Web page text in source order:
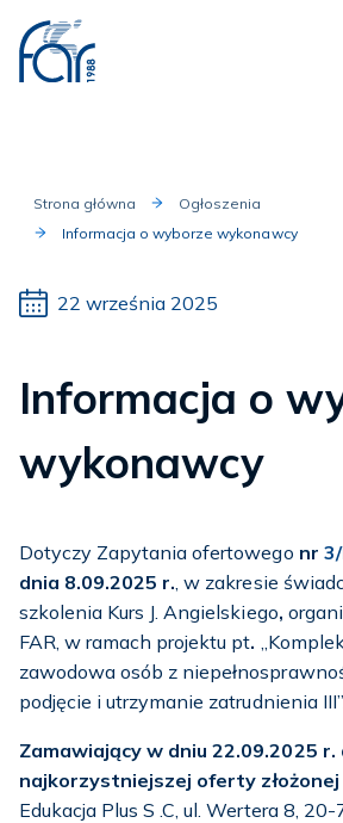
Strona główna
Ogłoszenia
Informacja o wyborze wykonawcy
22 września 2025
Informacja o
wykonawcy
Dotyczy Zapytania ofertowego nr
dnia 8.09.2025 r. , w zakresie
szkolenia Kurs J. Angielskiego,
FAR, w ramach projektu pt.
zawodowa osób z
podjęcie i utrzymanie zatrudnienia III”.
Zamawiający w dniu 22.09.2025 r.
najkorzystniejszej oferty złożonej
Edukacja Plus S .C, ul. Wertera 8,